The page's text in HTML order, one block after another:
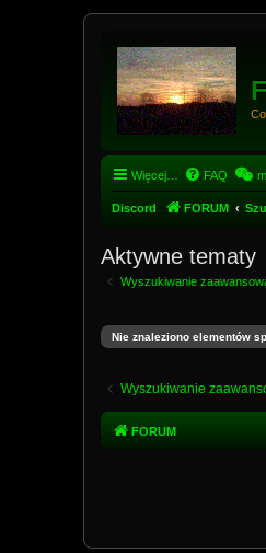
Więcej… FAQ
Discord FORUM
Aktywne tematy
Wyszukiwanie
Nie znaleziono elementów
Wyszukiwanie
FORUM